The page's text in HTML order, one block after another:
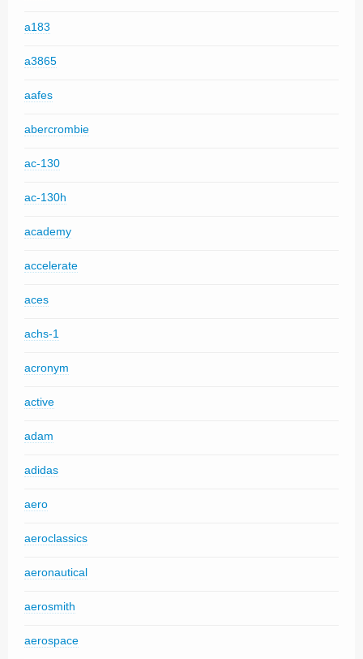
a183
a3865
aafes
abercrombie
ac-130
ac-130h
academy
accelerate
aces
achs-1
acronym
active
adam
adidas
aero
aeroclassics
aeronautical
aerosmith
aerospace